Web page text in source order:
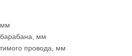
мм
мм
провода, мм